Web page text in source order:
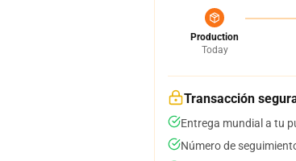
Production
Today
Transacción
Entrega mundial a tu
Número de